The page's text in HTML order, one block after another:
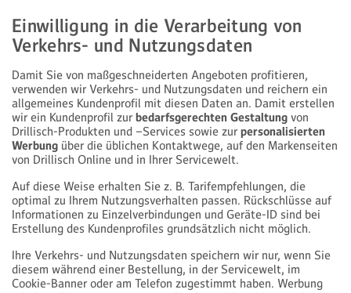
Einwilligung in die Verarbeitung von
Verkehrs- und Nutzungsdaten
Damit Sie von maßgeschneiderten Angeboten profitieren,
verwenden wir Verkehrs- und Nutzungsdaten und reichern ein
allgemeines Kundenprofil mit diesen Daten an. Damit erstellen
wir ein Kundenprofil zur bedarfsgerechten Gestaltung von
Drillisch-Produkten und –Services sowie zur personalisierten
Werbung über die üblichen Kontaktwege, auf den Markenseiten
von Drillisch Online und in Ihrer Servicewelt.
Auf diese Weise erhalten Sie z. B. Tarifempfehlungen, die
optimal zu Ihrem Nutzungsverhalten passen. Rückschlüsse auf
Informationen zu Einzelverbindungen und Geräte-ID sind bei
Erstellung des Kundenprofiles grundsätzlich nicht möglich.
Ihre Verkehrs- und Nutzungsdaten speichern wir nur, wenn Sie
diesem während einer Bestellung, in der Servicewelt, im
Cookie-Banner oder am Telefon zugestimmt haben. Werbung